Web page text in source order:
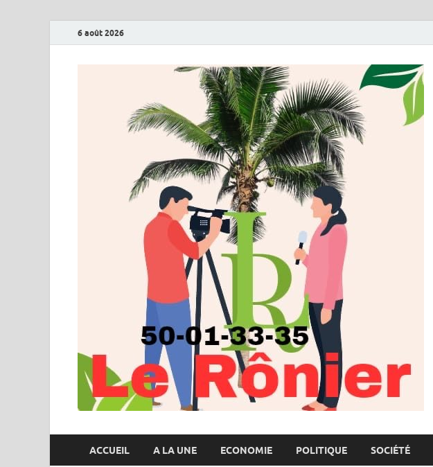
6 août 2026
ACCUEIL A LA UNE ECONOMIE POLITIQUE SOCIÉTÉ